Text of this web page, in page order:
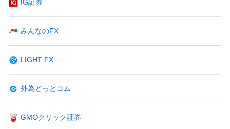
IG証券
みんなのFX
LIGHT FX
外為どっとコム
GMOクリック証券